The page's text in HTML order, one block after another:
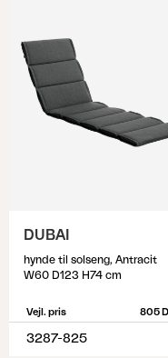
DUBAI
hynde til solseng, Antracit
W60 D123 H74 cm
Vejl. pris 805
3287-825